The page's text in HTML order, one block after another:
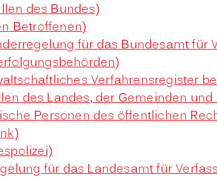
des Bundes)
Betroffenen)
für das Bundesamt für
Verfahrensregister
des Landes, der Gemeinden
Personen des öffentlichen
für das Landesamt für